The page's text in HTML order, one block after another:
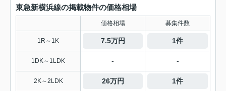
東急新横浜線の掲載物件の価格相場
価格相場 募集件数
1R～1K 7.5万円 1件
1DK～1LDK - -
2K～2LDK 26万円 1件